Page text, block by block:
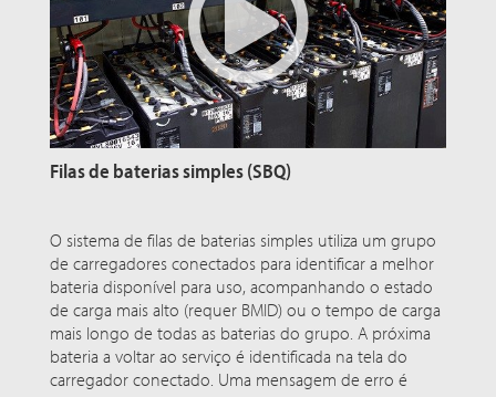
Filas de baterias simples (SBQ)
O sistema de filas de baterias simples utiliza um grupo
de carregadores conectados para identificar a melhor
bateria disponível para uso, acompanhando o estado
de carga mais alto (requer BMID) ou o tempo de carga
mais longo de todas as baterias do grupo. A próxima
bateria a voltar ao serviço é identificada na tela do
carregador conectado. Uma mensagem de erro é